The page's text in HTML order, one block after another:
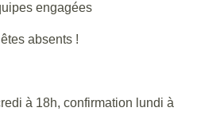
engagées
absents !
à 18h, confirmation lundi à